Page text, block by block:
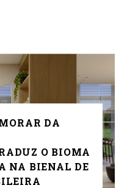
DA
O BIOMA
NA BIENAL DE